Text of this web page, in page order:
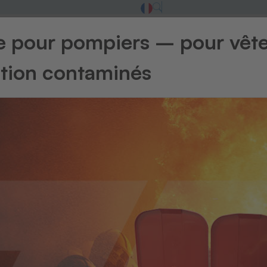
linge
Sacs à linge
catégorie et accédez immédiatement à la section
pour pompiers – pour
contaminés